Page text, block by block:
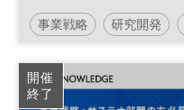
事業戦略 研究開発
サーキュラーエコノミー
カーボンニュートラル
開催
終了